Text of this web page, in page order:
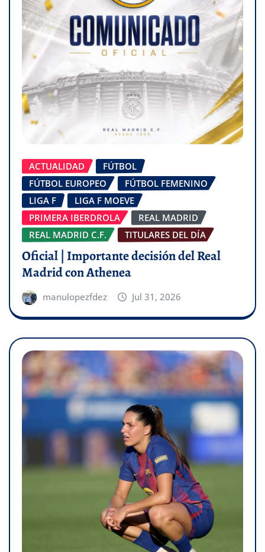
ACTUALIDAD
FÚTBOL
FÚTBOL EUROPEO
FÚTBOL FEMENINO
LIGA F
LIGA F MOEVE
PRIMERA IBERDROLA
REAL MADRID
REAL MADRID C.F.
TITULARES DEL DÍA
Oficial | Importante decisión del Real
Madrid con Athenea
manulopezfdez Jul 31, 2026